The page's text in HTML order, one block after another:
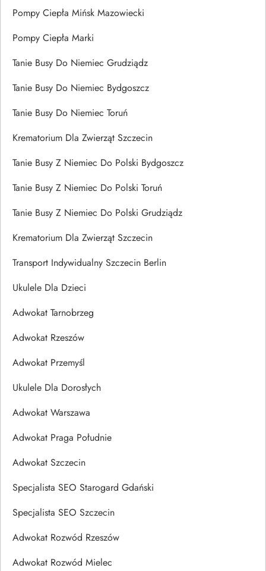
Pompy Ciepła Mińsk Mazowiecki
Pompy Ciepła Marki
Tanie Busy Do Niemiec Grudziądz
Tanie Busy Do Niemiec Bydgoszcz
Tanie Busy Do Niemiec Toruń
Krematorium Dla Zwierząt Szczecin
Tanie Busy Z Niemiec Do Polski Bydgoszcz
Tanie Busy Z Niemiec Do Polski Toruń
Tanie Busy Z Niemiec Do Polski Grudziądz
Krematorium Dla Zwierząt Szczecin
Transport Indywidualny Szczecin Berlin
Ukulele Dla Dzieci
Adwokat Tarnobrzeg
Adwokat Rzeszów
Adwokat Przemyśl
Ukulele Dla Dorosłych
Adwokat Warszawa
Adwokat Praga Południe
Adwokat Szczecin
Specjalista SEO Starogard Gdański
Specjalista SEO Szczecin
Adwokat Rozwód Rzeszów
Adwokat Rozwód Mielec